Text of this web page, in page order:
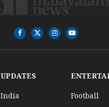
Facebook
X
(Twitter)
InstagramYouTube
UPDATES
India
Football